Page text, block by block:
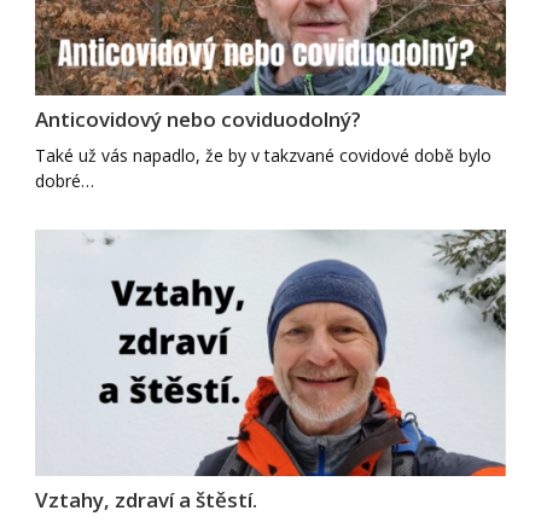
Anticovidový nebo coviduodolný?
Také už vás napadlo, že by v takzvané covidové době bylo
dobré…
Vztahy, zdraví a štěstí.